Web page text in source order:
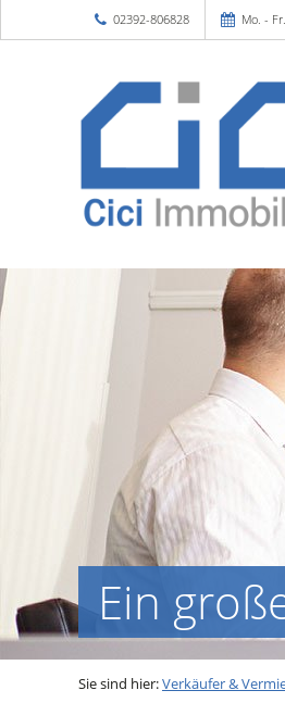
02392-806828 Mo. -
Ein
Sie sind hier:Verkäufer &